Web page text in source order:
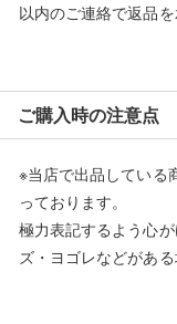
以内のご連絡で返品を
配送料ともに当社負
※オンラインストアで
できません。また、
返品・交換について
ご購入時の注意点
※当店で出品している
っております。
極力表記するよう心
ズ・ヨゴレなどがある